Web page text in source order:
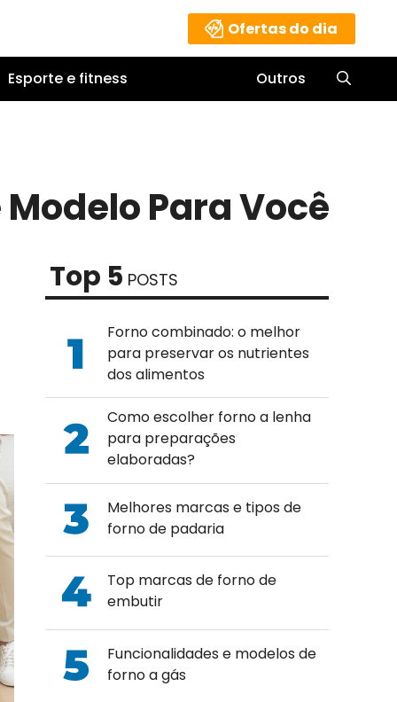
Ofertas do dia
Esporte e fitness Outros
Para Você
Top 5 POSTS
Forno combinado: o melhor
para preservar os nutrientes
dos alimentos
Como escolher forno a lenha
para preparações
elaboradas?
Melhores marcas e tipos de
forno de padaria
Top marcas de forno de
embutir
Funcionalidades e modelos de
forno a gás